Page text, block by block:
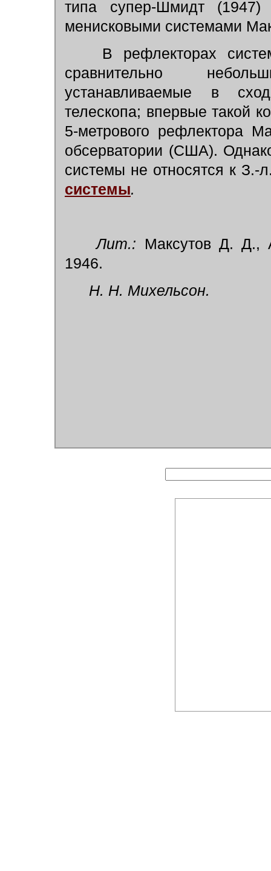
типа супер-Шмидт
менисковыми системами
В рефлекторах
сравнительно
устанавливаемые в
телескопа; впервые такой
5-метрового рефлектора
обсерватории (США).
системы не относятся к З.-
системы.
Лит.: Максутов Д. Д.,
1946.
Н. Н. Михельсон.